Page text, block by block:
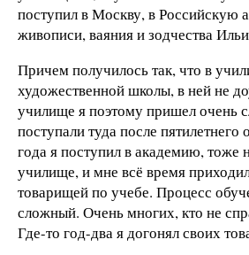
поступил в Москву, в Российскую
живописи, ваяния и зодчества
Причем получилось так, что в
художественной школы, в ней не
училище я поэтому пришел очень
поступали туда после пятилетнего
года я поступил в академию, тоже
училище, и мне всё время
товарищей по учебе. Процесс
сложный. Очень многих, кто не
Где-то год-два я догонял своих